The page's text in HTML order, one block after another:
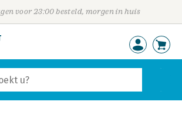
voor 23:00 besteld, morgen in huis